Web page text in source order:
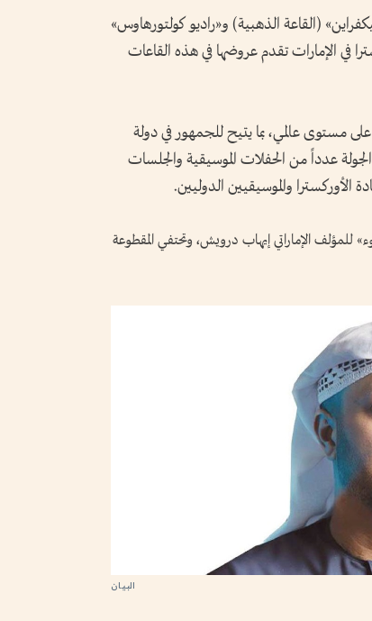
(القاعة الذهبية) و«راديو كولتورهاوس»
في الإمارات تقدم عروضها في هذه القاعات
يوم 6 يوليو مباشرةً على مستوى عالمي، بما يتيح للجمهور في دولة
عدداً من الحفلات الموسيقية والجلسات
الأوركسترا والموسيقيين الدوليين.
للمؤلف الإماراتي إيهاب درويش، وتحتفي المقطوعة